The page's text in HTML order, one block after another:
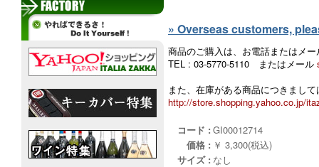
» Overseas customers,
商品のご購入は、お電話またはメ
TEL : 03-5770-5110 またはメール
また、在庫がある商品につきまし
http://store.shopping.yahoo.co.jp/
コード : GI00012714
価格 : ￥ 3,300(税込)
サイズ : なし